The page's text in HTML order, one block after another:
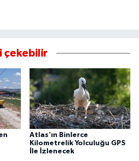
çekebilir
Atlas'ın Binlerce
Kilometrelik Yolculuğu GPS
İle İzlenecek